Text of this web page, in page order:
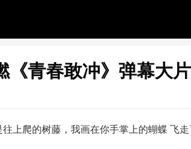
《青春敢冲》弹幕大片
上爬的树藤，我画在你手掌上的蝴蝶 飞走